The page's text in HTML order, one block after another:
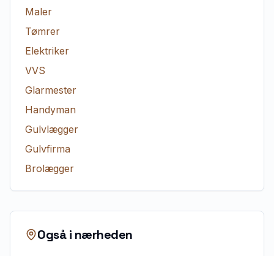
Maler
Tømrer
Elektriker
VVS
Glarmester
Handyman
Gulvlægger
Gulvfirma
Brolægger
Også i nærheden